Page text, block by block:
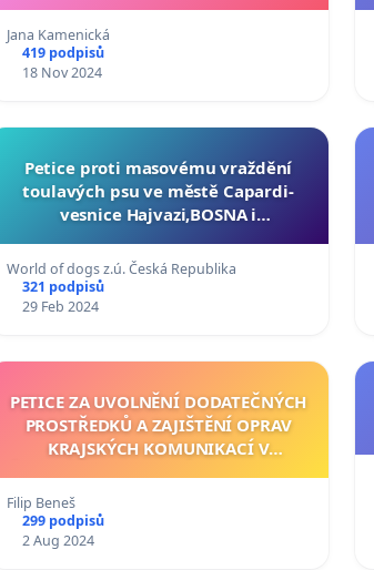
Jana Kamenická
419 podpisů
18 Nov 2024
Petice proti masovému vraždění
toulavých psu ve městě Capardi-
vesnice Hajvazi,BOSNA i
World of dogs z.ú. Česká Republika
321 podpisů
29 Feb 2024
PETICE ZA UVOLNĚNÍ DODATEČNÝCH
PROSTŘEDKŮ A ZAJIŠTĚNÍ OPRAV
KRAJSKÝCH KOMUNIKACÍ V
PRŮBĚHU ROKU 2024.
Filip Beneš
299 podpisů
2 Aug 2024